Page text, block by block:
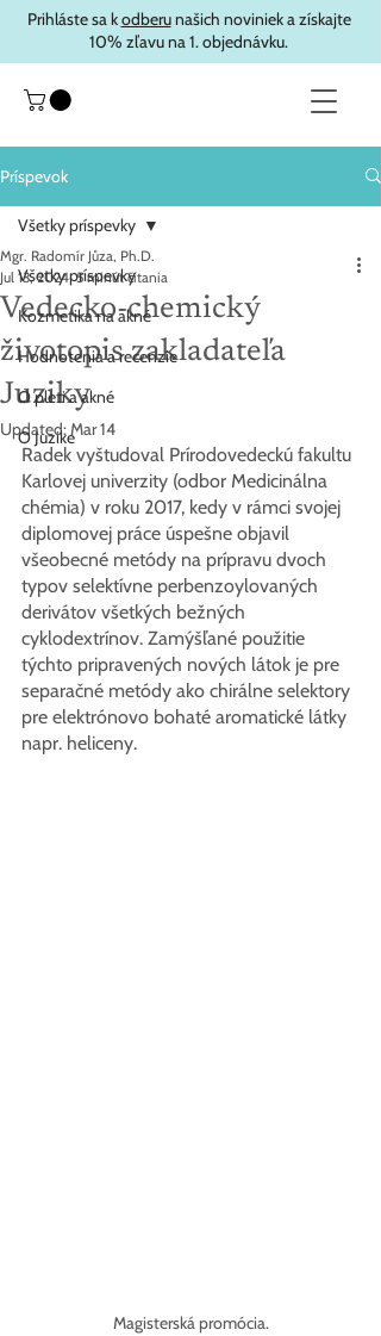
Prihláste sa kodberunašich noviniek a získajte
10% zľavu na 1. objednávku.
Príspevok
Všetky príspevky
Kozmetika na akné
Hodnotenia a recenzie
O pleti a akné
O Juzike
Všetky príspevky
Vedecko-chemický
životopis zakladateľa
Juziky
Mgr. Radomír Jůza, Ph.D.
Jul 13, 2024 5 minút čítania
Updated:Mar 14
Radek vyštudoval Prírodovedeckú fakultu
Karlovej univerzity (odbor Medicinálna
chémia) v roku 2017, kedy v rámci svojej
diplomovej práce úspešne objavil
všeobecné metódy na prípravu dvoch
typov selektívne perbenzoylovaných
derivátov všetkých bežných
cyklodextrínov. Zamýšľané použitie
týchto pripravených nových látok je pre
separačné metódy ako chirálne selektory
pre elektrónovo bohaté aromatické látky
napr. heliceny.
Magisterská promócia.